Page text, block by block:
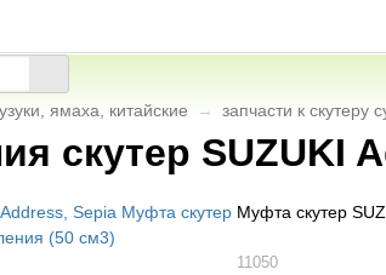
ямаха, китайские → запчасти к скутеру
скутер SUZUKI
Муфта скутер
11050